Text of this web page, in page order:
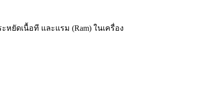
หยัดเนื้อที และแรม (Ram) ในเครื่อง